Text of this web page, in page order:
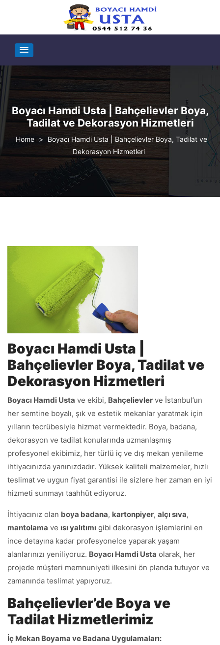
Boyacı Hamdi Usta | Bahçelievler Boya,
Tadilat ve Dekorasyon Hizmetleri
>
Boyacı Hamdi Usta | Bahçelievler Boya, Tadilat ve
Dekorasyon Hizmetleri
Boyacı Hamdi Usta |
Bahçelievler Boya, Tadilat ve
Dekorasyon Hizmetleri
Boyacı Hamdi Usta ve ekibi, Bahçelievler ve İstanbul’un
her semtine boyalı, şık ve estetik mekanlar yaratmak için
yılların tecrübesiyle hizmet vermektedir. Boya, badana,
dekorasyon ve tadilat konularında uzmanlaşmış
profesyonel ekibimiz, her türlü iç ve dış mekan yenileme
ihtiyacınızda yanınızdadır. Yüksek kaliteli malzemeler, hızlı
teslimat ve uygun fiyat garantisi ile sizlere her zaman en iyi
hizmeti sunmayı taahhüt ediyoruz.
İhtiyacınız olan boya badana, kartonpiyer, alçı sıva,
mantolama ve ısı yalıtımı gibi dekorasyon işlemlerini en
ince detayına kadar profesyonelce yaparak yaşam
alanlarınızı yeniliyoruz. Boyacı Hamdi Usta olarak, her
projede müşteri memnuniyeti ilkesini ön planda tutuyor ve
zamanında teslimat yapıyoruz.
Bahçelievler’de Boya ve
Tadilat Hizmetlerimiz
İç Mekan Boyama ve Badana Uygulamaları: